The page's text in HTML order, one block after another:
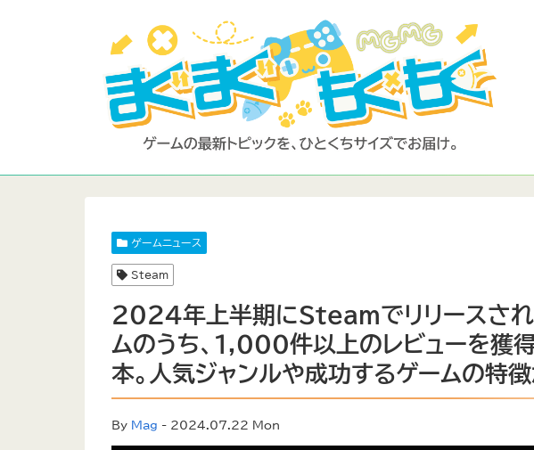
ゲームニュース
Steam
2024年上半期にSteamでリリースさ
ムのうち、1,000件以上のレビューを獲
本。人気ジャンルや成功するゲームの特徴
By Mag - 2024.07.22 Mon